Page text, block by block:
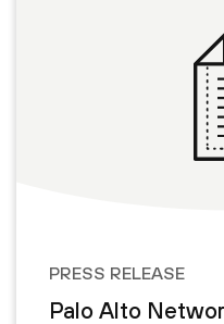
PRESS RELEASE
Palo Alto